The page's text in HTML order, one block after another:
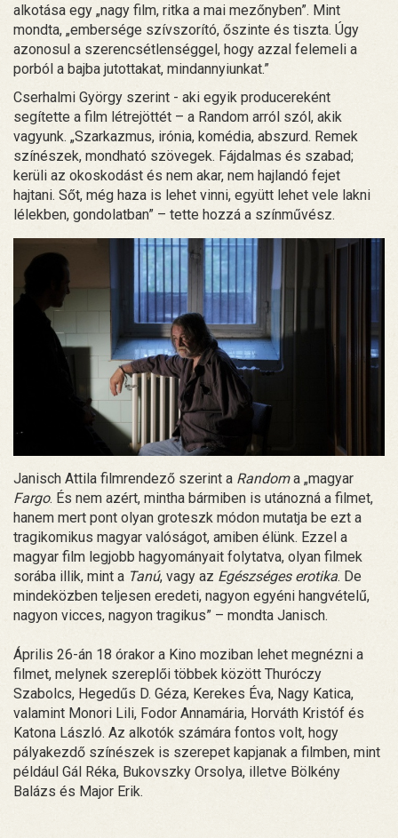
alkotása egy „nagy film, ritka a mai mezőnyben”. Mint
mondta, „embersége szívszorító, őszinte és tiszta. Úgy
azonosul a szerencsétlenséggel, hogy azzal felemeli a
porból a bajba jutottakat, mindannyiunkat.”
Cserhalmi György szerint - aki egyik producereként
segítette a film létrejöttét – a Random arról szól, akik
vagyunk. „Szarkazmus, irónia, komédia, abszurd. Remek
színészek, mondható szövegek. Fájdalmas és szabad;
kerüli az okoskodást és nem akar, nem hajlandó fejet
hajtani. Sőt, még haza is lehet vinni, együtt lehet vele lakni
lélekben, gondolatban” – tette hozzá a színművész.
Janisch Attila filmrendező szerint a Randoma „magyar
Fargo. És nem azért, mintha bármiben is utánozná a filmet,
hanem mert pont olyan groteszk módon mutatja be ezt a
tragikomikus magyar valóságot, amiben élünk. Ezzel a
magyar film legjobb hagyományait folytatva, olyan filmek
sorába illik, mint a Tanú, vagy az Egészséges erotika. De
mindeközben teljesen eredeti, nagyon egyéni hangvételű,
nagyon vicces, nagyon tragikus” – mondta Janisch.
Április 26-án 18 órakor a Kino moziban lehet megnézni a
filmet, melynek szereplői többek között Thuróczy
Szabolcs, Hegedűs D. Géza, Kerekes Éva, Nagy Katica,
valamint Monori Lili, Fodor Annamária, Horváth Kristóf és
Katona László. Az alkotók számára fontos volt, hogy
pályakezdő színészek is szerepet kapjanak a filmben, mint
például Gál Réka, Bukovszky Orsolya, illetve Bölkény
Balázs és Major Erik.